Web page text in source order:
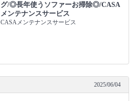
グ/◎長年使うソファーお掃除◎/CASA
メンテナンスサービス
CASAメンテナンスサービス
2025/06/04